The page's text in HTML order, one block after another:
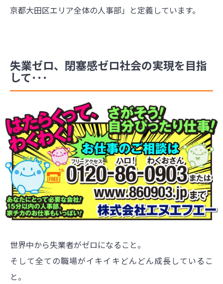
京都大田区エリア全体の人事部」と定義しています。
失業ゼロ、閉塞感ゼロ社会の実現を目指
して･･･
世界中から失業者がゼロになること。
そして全ての職場がイキイキどんどん成長しているこ
と。